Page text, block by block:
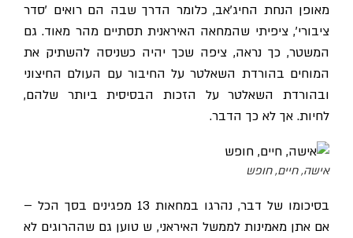
מאופן הנחת החיג'אב, כלומר הדרך שבה הם רואים 'סדר
ציבורי', ציפיתי שהמחאה האיראנית תסתיים מהר מאוד. גם
המשטר, כך נראה, ציפה שכך יהיה כשניסה להשתיק את
המוחים בהורדת השאלטר על החיבור עם העולם החיצוני
ובהורדת השאלטר על הזכות הבסיסית ביותר שלהם,
לחיות. אך לא כך הדבר.
אישה, חיים, חופש
בסיכומו של דבר, נהרגו במחאות 13 מפגינים בסך הכל –
אם אתן מאמינות לממשל האיראני, ש טוען גם שההרוגים לא